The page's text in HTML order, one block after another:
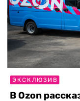
ЭКСКЛЮЗИВ
В Ozon